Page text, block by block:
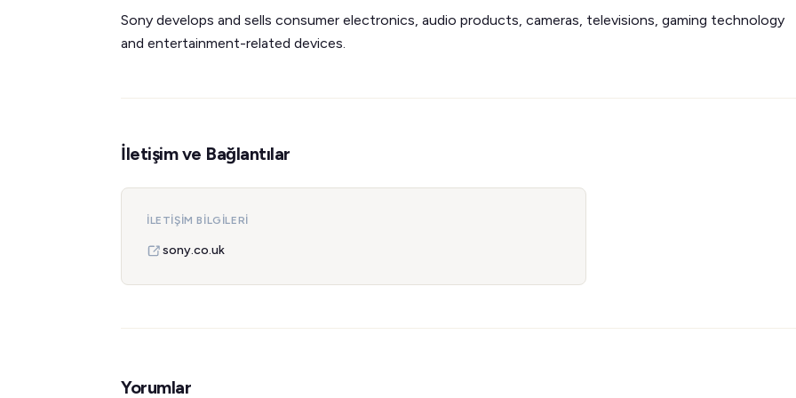
Sony develops and sells consumer electronics, audio products, cameras, televisions, gaming technology
and entertainment-related devices.
İletişim ve Bağlantılar
İLETIŞIM BILGILERI
sony.co.uk
Yorumlar